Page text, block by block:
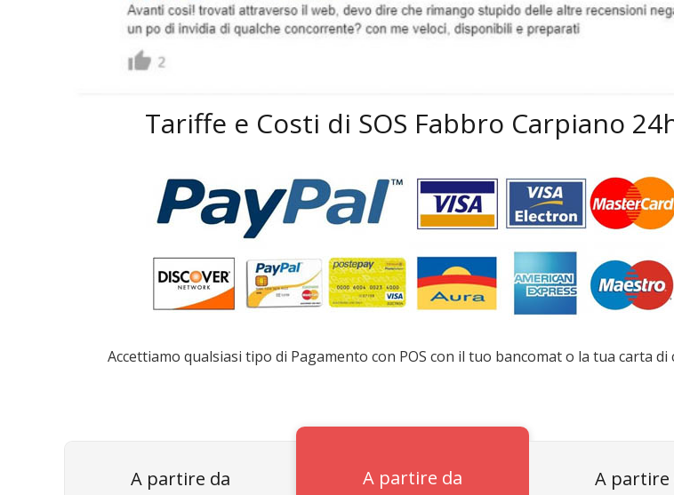
Tariffe e Costi di SOS Fabbro Carpiano
Accettiamo qualsiasi tipo di Pagamento con POS con il tuo bancomat o la tua carta di
A partire da A partire da A partire